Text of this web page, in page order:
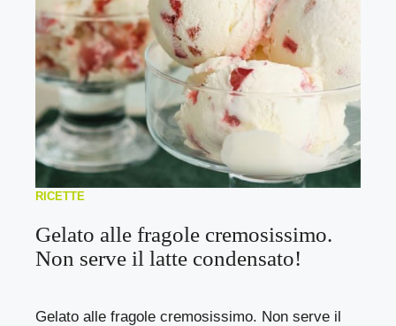
RICETTE
Gelato alle fragole cremosissimo.
Non serve il latte condensato!
Gelato alle fragole cremosissimo. Non serve il